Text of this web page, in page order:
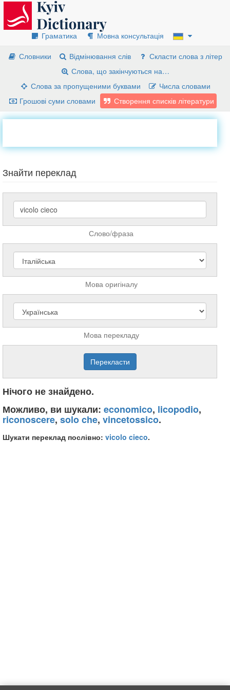
Граматика
Мовна консультація
Словники
Відмінювання слів
Скласти слова з літер
Слова, що закінчуються на…
Слова за пропущеними буквами
Числа словами
Грошові суми словами
Створення списків літератури
Знайти переклад
Слово/фраза
Мова оригіналу
Мова перекладу
Нічого не знайдено.
Можливо, ви шукали: economico, licopodio,
riconoscere, solo che, vincetossico.
Шукати переклад послівно: vicolo cieco.